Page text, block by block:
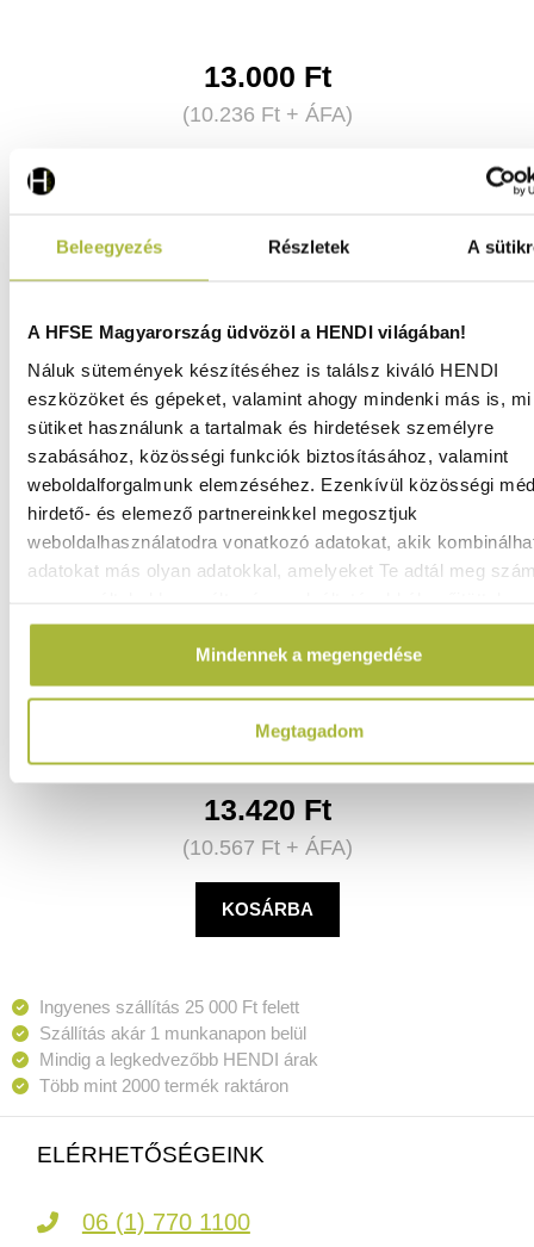
Beleegyezés Részletek A
A HFSE Magyarország üdvözöl a HENDI világában!
Náluk sütemények készítéséhez is találsz kiváló HENDI
eszközöket és gépeket, valamint ahogy mindenki más is,
sütiket használunk a tartalmak és hirdetések személyre
szabásához, közösségi funkciók biztosításához, valamint
weboldalforgalmunk elemzéséhez. Ezenkívül közösségi
hirdető- és elemező partnereinkkel megosztjuk
weboldalhasználatodra vonatkozó adatokat, akik
adatokat más olyan adatokkal, amelyeket Te adtál meg
Mindennek a megengedése
Megtagadom
13.000 Ft
(10.236 Ft+ ÁFA)
Vágásálló kesztyű, tanúsított, HENDI, Nagy, (L)330mm -
HENDI 556672
Raktáron
13.420 Ft
(10.567 Ft+ ÁFA)
KOSÁRBA
Ingyenes szállítás 25 000 Ft felett
Szállítás akár 1 munkanapon belül
Mindig a legkedvezőbb HENDI árak
Több mint 2000 termék raktáron
ELÉRHETŐSÉGEINK
06 (1) 770 1100